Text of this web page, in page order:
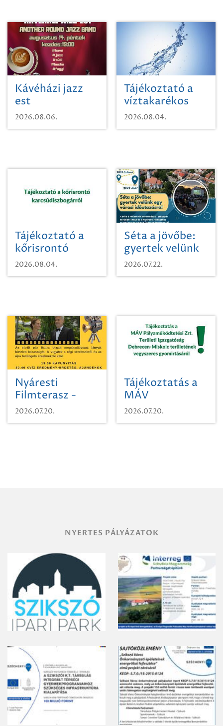
Kávéházi jazz
est
2026.08.06.
Tájékoztató a
víztakarékos
vízhasználatról
2026.08.04.
Tájékoztató a
kőrisrontó
karcsúdíszbogárról
2026.08.04.
Séta a jövőbe:
gyertek velünk
egy városi
időutazásra!
2026.07.22.
Nyáresti
Filmterasz -
Beugró a
Paradicsomba
2026.07.20.
Tájékoztatás a
MÁV
Pályaműködtetési
Zrt. Területi
2026.07.20.
NYERTES PÁLYÁZATOK